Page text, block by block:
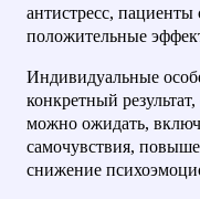
гибкостью и
программа
потребности и
наилучших
каждого пациента.
После процедуры
антистресс,
положительные
Индивидуальные
конкретный
можно ожидать,
самочувствия,
снижение